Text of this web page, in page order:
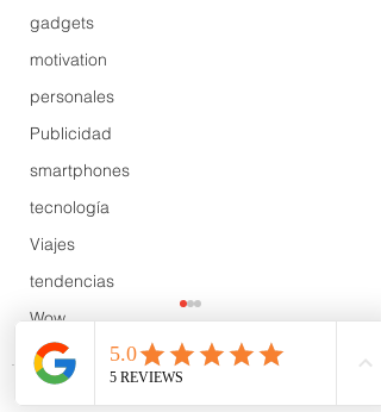
gadgets
motivation
personales
Publicidad
smartphones
tecnología
Viajes
tendencias
Wow
B2B
Showcase